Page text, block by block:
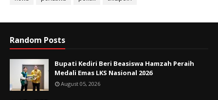
Random Posts
Bupati Kediri Beri Beasiswa Hamzah Peraih
Medali Emas LKS Nasional 2026
August 05, 2026